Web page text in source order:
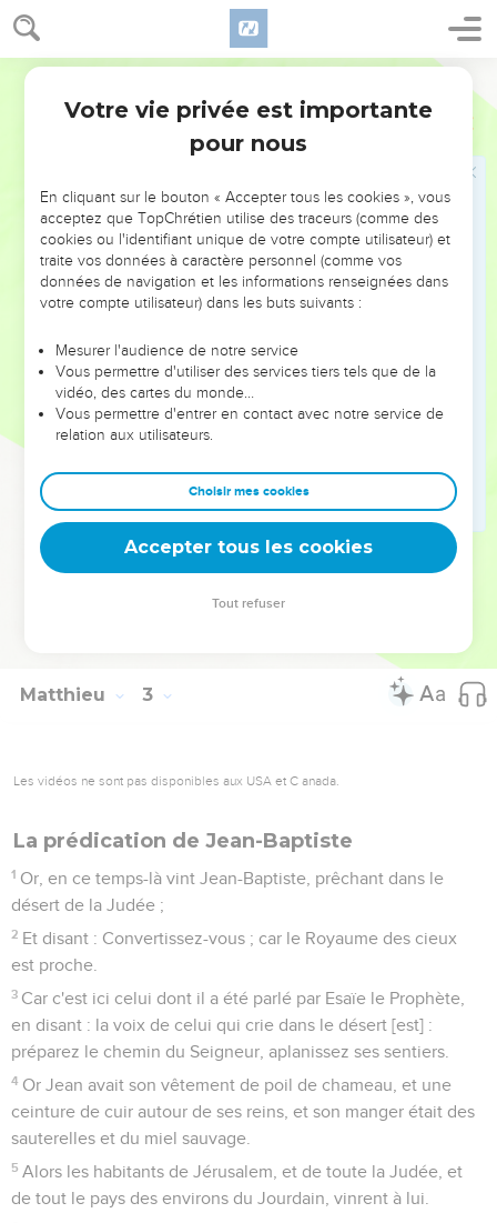
Matthieu 2
étaient à Bethléhem, et dans tout son territoire ; depuis l'âge
de deux ans, et au-dessous, selon le temps dont il s'était
exactement informé des Sages.
Alors fut accompli ce dont avait parlé Jérémie le Prophète,
en disant :
On a ouï à Rama un cri, une lamentation, des plaintes, et
n'ayant point voulu être consolée de ce qu'ils ne sont plus.
Le retour d'Égypte
Mais après qu'Hérode fut mort, voici, l'Ange du Seigneur
Et [lui] dit : lève-toi, et prends le petit enfant, et sa mère,
et t'en va au pays d'Israël ; car ceux qui cherchaient à ôter la
vie au petit enfant sont morts.
21
et s'en vint au pays d'Israël.
Mais quand il eut appris qu'Archélaüs régnait en Judée, à
la place d'Hérode son père, il craignit d'y aller ; et étant
divinement averti dans un songe, il se retira en Galilée.
Et y étant arrivé, il habita dans la ville appelée Nazareth ;
Matthieu 3
Les vidéos ne sont pas disponibles aux USA et C anada.
La prédication de Jean-Baptiste
1 Or, en ce temps-là vint Jean-Baptiste, prêchant dans le
désert de la Judée ;
2 Et disant : Convertissez-vous ; car le Royaume des cieux
est proche.
3 Car c'est ici celui dont il a été parlé par Esaïe le Prophète,
en disant : la voix de celui qui crie dans le désert [est] :
préparez le chemin du Seigneur, aplanissez ses sentiers.
4 Or Jean avait son vêtement de poil de chameau, et une
ceinture de cuir autour de ses reins, et son manger était des
sauterelles et du miel sauvage.
5 Alors les habitants de Jérusalem, et de toute la Judée, et
de tout le pays des environs du Jourdain, vinrent à lui.
Votre vie privée est importante
pour nous
En cliquant sur le bouton « Accepter tous les cookies », vous
acceptez que TopChrétien utilise des traceurs (comme des
cookies ou l'identifiant unique de votre compte utilisateur) et
traite vos données à caractère personnel (comme vos
données de navigation et les informations renseignées dans
votre compte utilisateur) dans les buts suivants :
Mesurer l'audience de notre service
Vous permettre d'utiliser des services tiers tels que de la
vidéo, des cartes du monde…
Vous permettre d'entrer en contact avec notre service de
relation aux utilisateurs.
Choisir mes cookies
Accepter tous les cookies
Tout refuser